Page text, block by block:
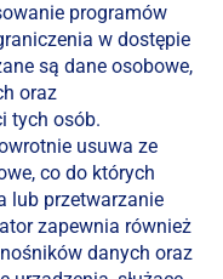
programów
w dostępie
są dane osobowe,
oraz
tych osób.
usuwa ze
co do których
lub przetwarzanie
zapewnia również
danych oraz